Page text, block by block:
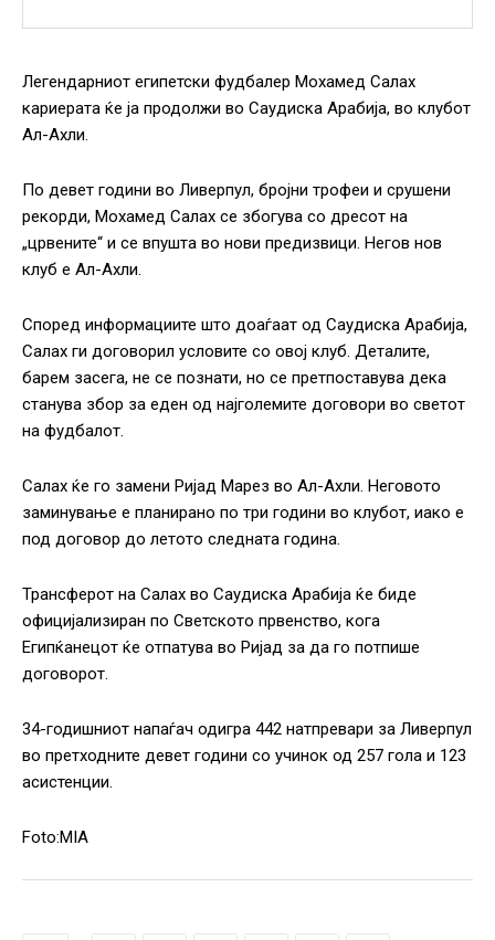
Легендарниот египетски фудбалер Мохамед Салах
кариерата ќе ја продолжи во Саудиска Арабија, во клубот
Ал-Ахли.
По девет години во Ливерпул, бројни трофеи и срушени
рекорди, Мохамед Салах се збогува со дресот на
„црвените“ и се впушта во нови предизвици. Негов нов
клуб е Ал-Ахли.
Според информациите што доаѓаат од Саудиска Арабија,
Салах ги договорил условите со овој клуб. Деталите,
барем засега, не се познати, но се претпоставува дека
станува збор за еден од најголемите договори во светот
на фудбалот.
Салах ќе го замени Ријад Марез во Ал-Ахли. Неговото
заминување е планирано по три години во клубот, иако е
под договор до летото следната година.
Трансферот на Салах во Саудиска Арабија ќе биде
официјализиран по Светското првенство, кога
Египќанецот ќе отпатува во Ријад за да го потпише
договорот.
34-годишниот напаѓач одигра 442 натпревари за Ливерпул
во претходните девет години со учинок од 257 гола и 123
асистенции.
Foto:MIA